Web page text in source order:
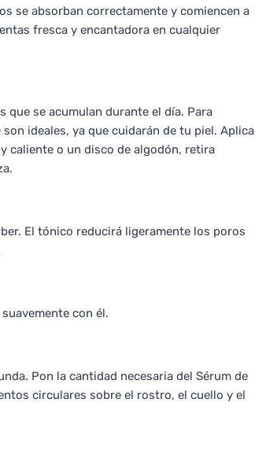
se absorban correctamente y comiencen a
fresca y encantadora en cualquier
que se acumulan durante el día. Para
ideales, ya que cuidarán de tu piel. Aplica
caliente o un disco de algodón, retira
El tónico reducirá ligeramente los poros
con él.
Pon la cantidad necesaria del Sérum de
circulares sobre el rostro, el cuello y el